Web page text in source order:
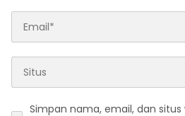
Simpan nama, email, dan situs